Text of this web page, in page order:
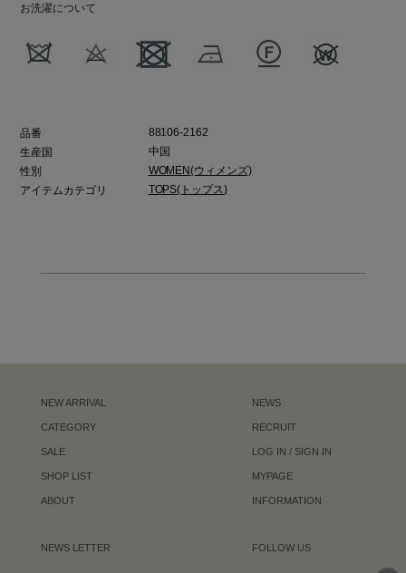
お洗濯について
品番
88106-2162
生産国
中国
性別
WOMEN(ウィメンズ)
アイテムカテゴリ
TOPS(トップス)
NEW ARRIVAL
CATEGORY
SALE
SHOP LIST
ABOUT
NEWS LETTER
NEWS
RECRUIT
LOG IN / SIGN IN
MYPAGE
INFORMATION
FOLLOW US